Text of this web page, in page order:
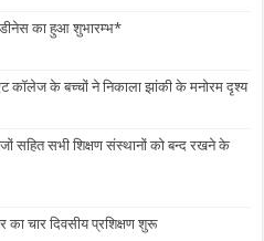
का हुआ शुभारम्भ*
कॉलेज के बच्चों ने निकाला झांकी के मनोरम दृश्य
सहित सभी शिक्षण संस्थानों को बन्द रखने के
चार दिवसीय प्रशिक्षण शुरू